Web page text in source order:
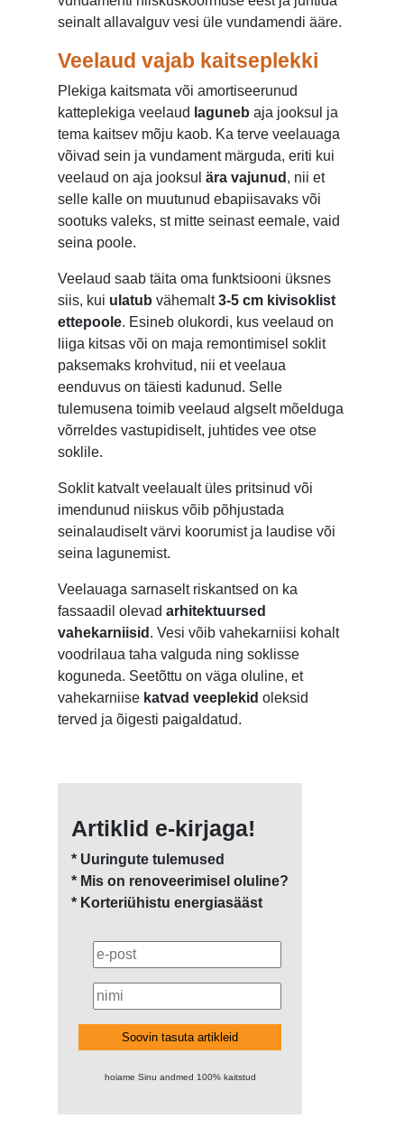
seinalt allavalguv vesi üle vundamendi ääre.
Veelaud vajab kaitseplekki
Plekiga kaitsmata või amortiseerunud
katteplekiga veelaud laguneb aja jooksul ja
tema kaitsev mõju kaob. Ka terve veelauaga
võivad sein ja vundament märguda, eriti kui
veelaud on aja jooksul ära vajunud , nii et
selle kalle on muutunud ebapiisavaks või
sootuks valeks, st mitte seinast eemale, vaid
seina poole.
Veelaud saab täita oma funktsiooni üksnes
siis, kui ulatub vähemalt3-5 cm kivisoklist
ettepoole. Esineb olukordi, kus veelaud on
liiga kitsas või on maja remontimisel soklit
paksemaks krohvitud, nii et veelaua
eenduvus on täiesti kadunud. Selle
tulemusena toimib veelaud algselt mõelduga
võrreldes vastupidiselt, juhtides vee otse
soklile.
Soklit katvalt veelaualt üles pritsinud või
imendunud niiskus võib põhjustada
seinalaudiselt värvi koorumist ja laudise või
seina lagunemist.
Veelauaga sarnaselt riskantsed on ka
fassaadil olevad arhitektuursed
vahekarniisid . Vesi võib vahekarniisi kohalt
voodrilaua taha valguda ning soklisse
koguneda. Seetõttu on väga oluline, et
vahekarniise katvad veeplekid oleksid
terved ja õigesti paigaldatud.
Artiklid e-kirjaga!
* Uuringute tulemused
* Mis on renoveerimisel oluline?
* Korteriühistu energiasääst
Soovin tasuta artikleid
hoiame Sinu andmed 100% kaitstud